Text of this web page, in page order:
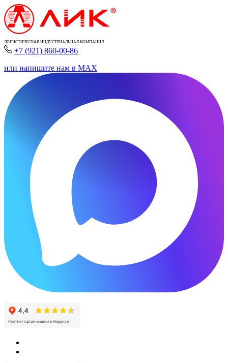
ЛОГИСТИЧЕСКАЯ ИНДУСТРИАЛЬНАЯ КОМПАНИЯ
+7 (921) 860-00-86
или напишите нам в MAX